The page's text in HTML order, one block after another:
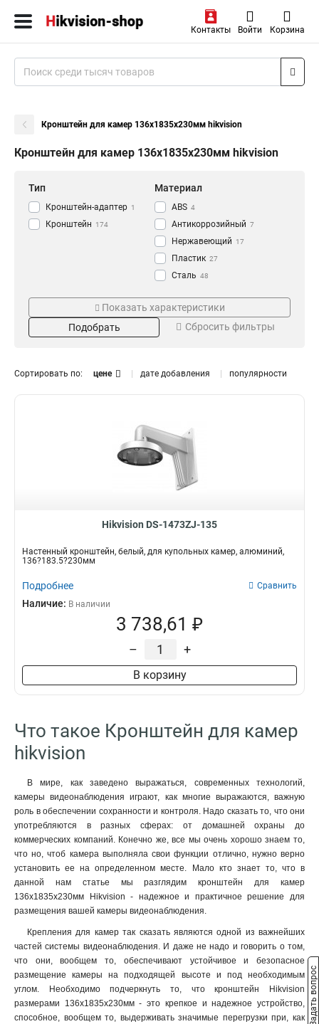
Контакты Войти Корзина
Кронштейн для камер 136х1835х230мм hikvision
Кронштейн для камер 136х1835х230мм hikvision
Тип
Кронштейн-адаптер 1
Кронштейн 174
Материал
АВS 4
Антикоррозийный 7
Нержавеющий 17
Пластик 27
Сталь 48
Серый 16
Наклонный 8
Потолочный 13
117х194х310мм 1
209х195х114мм 1
140х228х4125мм
136х212х32мм
1
2239х80х1258мм 1
70x971x2179мм
157х1657х618мм 1
165х757мм 1
1571х164х455мм 1
136х48мм
157х1848х534мм 1
165х65х190мм 1
1785х164х41мм 1
162х137х42мм 1
1154х438мм 1
3145x260х1849мм 1
160х243х30мм
160х1835х243мм 1
140х182х120мм
Показать характеристики
Подобрать
Сбросить фильтры
Сортировать по: цене дате добавления популярности
Hikvision DS-1473ZJ-135
Настенный кронштейн, белый, для купольных камер, алюминий,
136?183.5?230мм
Подробнее Сравнить
Наличие: В наличии
3 738,61 ₽
– +
В корзину
Что такое Кронштейн для камер
hikvision
В мире, как заведено выражаться, современных технологий,
камеры видеонаблюдения играют, как многие выражаются, важную
роль в обеспечении сохранности и контроля. Надо сказать то, что они
употребляются в разных сферах: от домашней охраны до
коммерческих компаний. Конечно же, все мы очень хорошо знаем то,
что но, чтоб камера выполняла свои функции отлично, нужно верно
установить ее на определенном месте. Мало кто знает то, что в
данной нам статье мы разглядим кронштейн для камер
136х1835х230мм Hikvision - надежное и практичное решение для
размещения вашей камеры видеонаблюдения.
Крепления для камер так сказать являются одной из важнейших
частей системы видеонаблюдения. И даже не надо и говорить о том,
что они, вообщем то, обеспечивают устойчивое и безопасное
размещение камеры на подходящей высоте и под необходимым
углом. Необходимо подчеркнуть то, что кронштейн Hikvision
размерами 136х1835х230мм - это крепкое и надежное устройство,
способное, вообщем то, выдерживать значимые перегрузки при, как
Задать вопрос